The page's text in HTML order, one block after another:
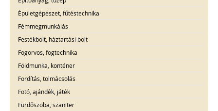
Épületgépészet, fűtéstechnika
Fémmegmunkálás
Festékbolt, háztartási bolt
Fogorvos, fogtechnika
Földmunka, konténer
Fordítás, tolmácsolás
Fotó, ajándék, játék
Fürdőszoba, szaniter